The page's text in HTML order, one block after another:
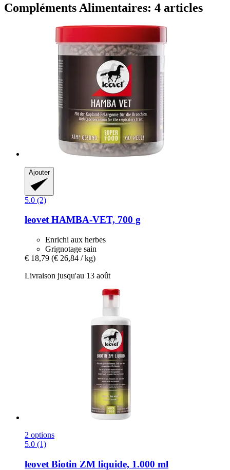
Compléments Alimentaires: 4 articles
Ajouter
5.0 (2)
leovetHAMBA-​VET, 700 g
Enrichi aux herbes
Grignotage sain
€ 18,79 (€ 26,84 / kg)
Livraison jusqu'au 13 août
2 options
5.0 (1)
leovet Biotin ZM liquide, 1.000 ml